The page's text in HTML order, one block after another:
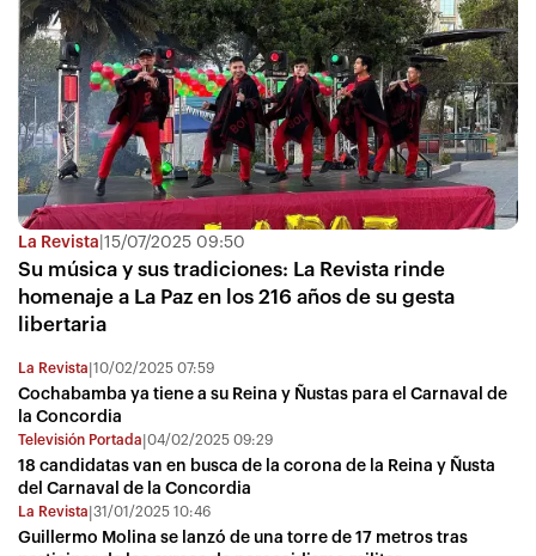
La Revista|02/12/2025 09:00
La Revista - Cochabamba
La Revista 15/07/2025 09:50
Su música y sus tradiciones: La Revista rinde
homenaje a La Paz en los 216 años de su gesta
libertaria
La Revista 10/02/2025 07:59
Cochabamba ya tiene a su Reina y Ñustas para el Carnaval de
la Concordia
Televisión Portada 04/02/2025 09:29
18 candidatas van en busca de la corona de la Reina y Ñusta
del Carnaval de la Concordia
La Revista 31/01/2025 10:46
Guillermo Molina se lanzó de una torre de 17 metros tras